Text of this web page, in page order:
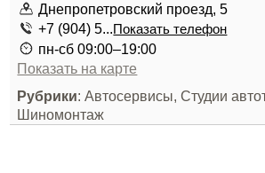
Днепропетровский проезд, 5
+7 (904) 5...Показать телефон
пн-сб 09:00–19:00
Показать на карте
Рубрики: Автосервисы, Студии
Шиномонтаж